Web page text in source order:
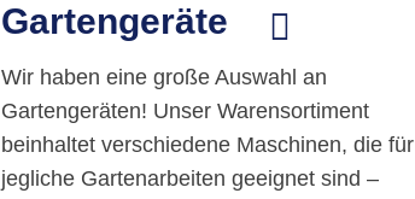
Gartengeräte
Wir haben eine große Auswahl an
Gartengeräten! Unser Warensortiment
beinhaltet verschiedene Maschinen, die für
jegliche Gartenarbeiten geeignet sind –